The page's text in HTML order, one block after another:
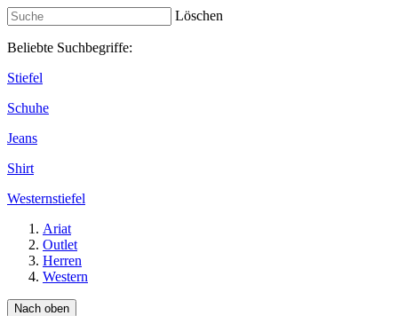
Löschen
Beliebte Suchbegriffe:
Stiefel
Schuhe
Jeans
Shirt
Westernstiefel
Ariat
Outlet
Herren
Western
Nach oben